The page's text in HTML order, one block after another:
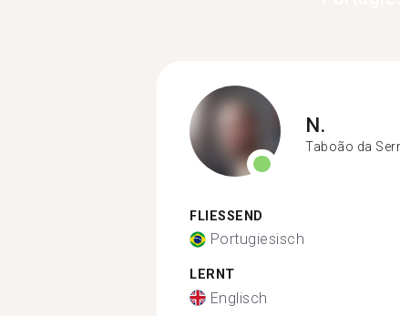
N.
Taboão da
FLIESSEND
Portugiesisch
LERNT
Englisch